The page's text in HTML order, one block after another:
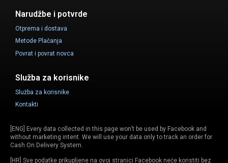
Narudžbe i potvrde
Otprema i dostava
Metode Plačanja
Povrat i povrat novca
Služba za korisnike
Služba za korisnike
Kontakti
[ENG] Every data collected in this page won’t be used by Facebook and
without marketing intent. We will use your data only to track an order for
Cash On Delivery System.
[HR] Sve podatke prikupljene na ovoj stranici Facebook neće koristiti bez